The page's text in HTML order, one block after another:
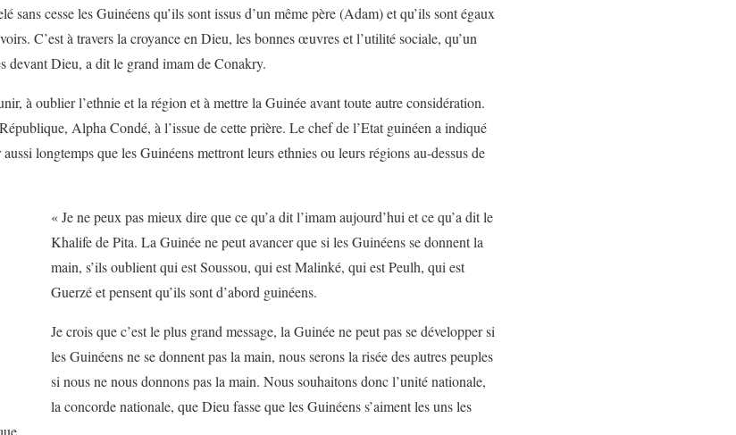
sans cesse les Guinéens qu’ils sont issus d’un même père (Adam) et qu’ils sont égaux
C’est à travers la croyance en Dieu, les bonnes œuvres et l’utilité sociale, qu’un
devant Dieu, a dit le grand imam de Conakry.
à oublier l’ethnie et la région et à mettre la Guinée avant toute autre considération.
Alpha Condé, à l’issue de cette prière. Le chef de l’Etat guinéen a indiqué
longtemps que les Guinéens mettront leurs ethnies ou leurs régions au-dessus de
« Je ne peux pas mieux dire que ce qu’a dit l’imam aujourd’hui et ce qu’a dit le
Khalife de Pita. La Guinée ne peut avancer que si les Guinéens se donnent la
main, s’ils oublient qui est Soussou, qui est Malinké, qui est Peulh, qui est
Guerzé et pensent qu’ils sont d’abord guinéens.
Je crois que c’est le plus grand message, la Guinée ne peut pas se développer si
les Guinéens ne se donnent pas la main, nous serons la risée des autres peuples
si nous ne nous donnons pas la main. Nous souhaitons donc l’unité nationale,
la concorde nationale, que Dieu fasse que les Guinéens s’aiment les uns les